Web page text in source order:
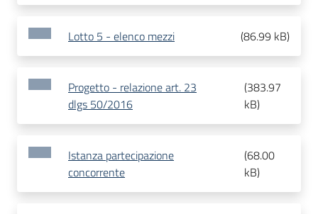
Lotto 5 - elenco mezzi (86.99 kB)
Progetto - relazione art. 23
dlgs 50/2016
(383.97
kB)
Istanza partecipazione
concorrente
(68.00
kB)